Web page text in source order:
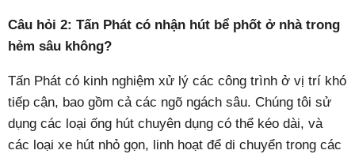
Câu hỏi 2: Tấn Phát có nhận hút bể phốt ở nhà trong
hẻm sâu không?
Tấn Phát có kinh nghiệm xử lý các công trình ở vị trí khó
tiếp cận, bao gồm cả các ngõ ngách sâu. Chúng tôi sử
dụng các loại ống hút chuyên dụng có thể kéo dài, và
các loại xe hút nhỏ gọn, linh hoạt để di chuyển trong các